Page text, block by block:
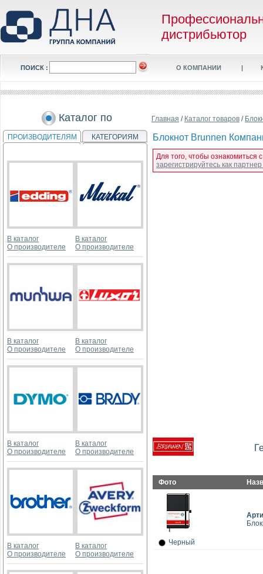
дистрибьютор
ПОИСК : О КОМПАНИИ |
Каталог по
ПРОИЗВОДИТЕЛЯМ КАТЕГОРИЯМ
В каталог
О производителе
В каталог
О производителе
В каталог
О производителе
В каталог
О производителе
В каталог
О производителе
В каталог
О производителе
В каталог
О производителе
В каталог
О производителе
Главная / Каталог товаров /
Блокнот Brunnen
Для того, чтобы ознакомиться
зарегистрируйтесь как
Фото
Черный